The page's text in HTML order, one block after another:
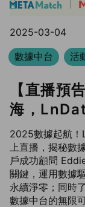
2025-03-04
數據中台
活
【直播預
海，
2025數據起航！
上直播，揭秘數
戶成功顧問
關鍵，運用數據
永續淨零；同時
數據中台的無限